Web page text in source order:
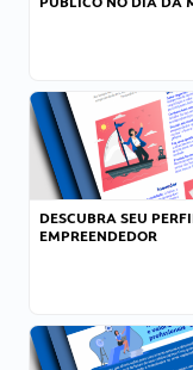
DESCUBRA SEU
EMPREENDEDOR